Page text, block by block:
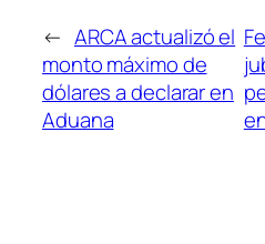
← ARCA actualizó el
monto máximo de
dólares a declarar en
Aduana